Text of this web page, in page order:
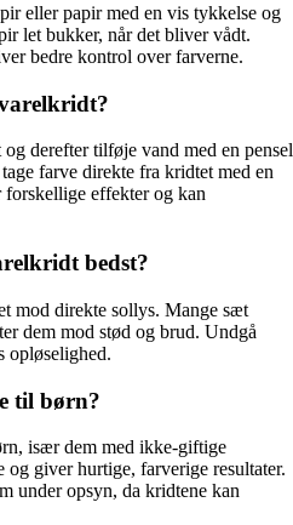
eller papir med en vis tykkelse og
let bukker, når det bliver vådt.
bedre kontrol over farverne.
derefter tilføje vand med en pensel
farve direkte fra kridtet med en
forskellige effekter og kan
bedst?
mod direkte sollys. Mange sæt
dem mod stød og brud. Undgå
opløselighed.
til børn?
især dem med ikke-giftige
og giver hurtige, farverige resultater.
under opsyn, da kridtene kan